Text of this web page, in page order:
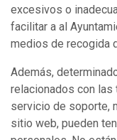
excesivos o
facilitar a al
medios de recogida
Además,
relacionados con las
servicio de soporte,
sitio web, pueden